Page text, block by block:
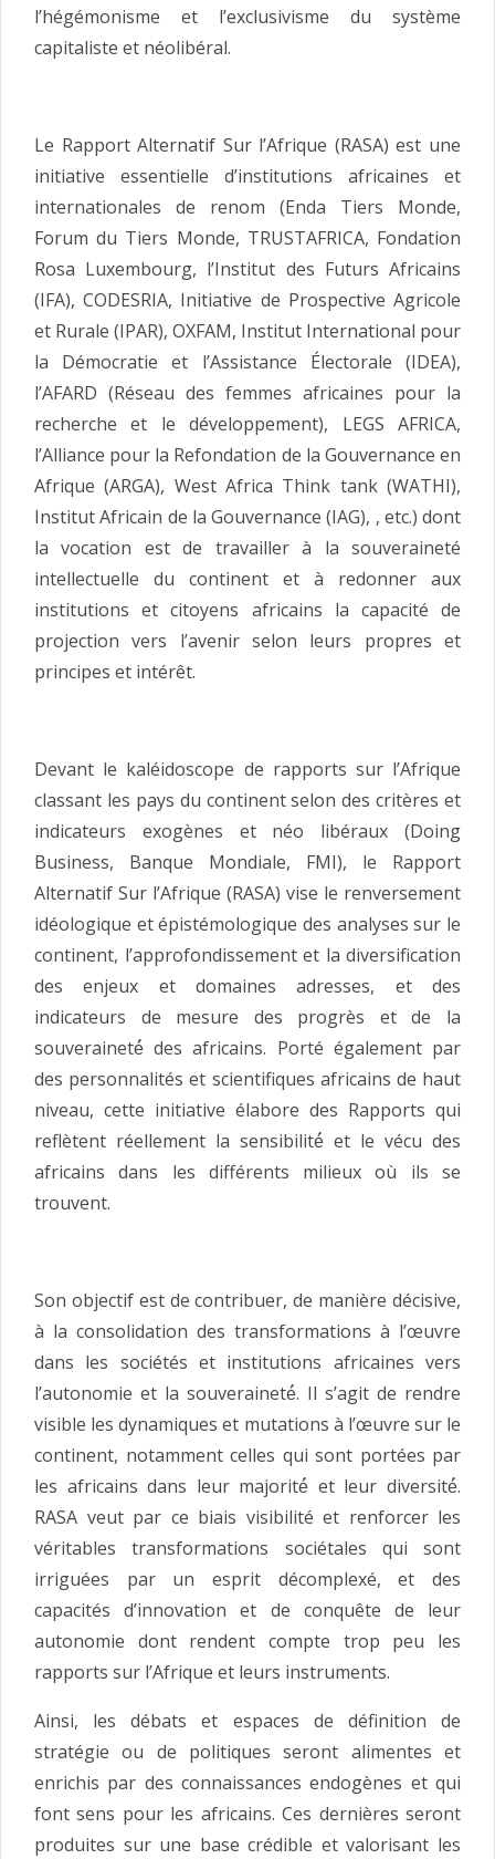
l’hégémonisme et l’exclusivisme du système
capitaliste et néolibéral.
Le Rapport Alternatif Sur l’Afrique (RASA) est une
initiative essentielle d’institutions africaines et
internationales de renom (Enda Tiers Monde,
Forum du Tiers Monde, TRUSTAFRICA, Fondation
Rosa Luxembourg, l’Institut des Futurs Africains
(IFA), CODESRIA, Initiative de Prospective Agricole
et Rurale (IPAR), OXFAM, Institut International pour
la Démocratie et l’Assistance Électorale (IDEA),
l’AFARD (Réseau des femmes africaines pour la
recherche et le développement), LEGS AFRICA,
l’Alliance pour la Refondation de la Gouvernance en
Afrique (ARGA), West Africa Think tank (WATHI),
Institut Africain de la Gouvernance (IAG), , etc.) dont
la vocation est de travailler à la souveraineté
intellectuelle du continent et à redonner aux
institutions et citoyens africains la capacité de
projection vers l’avenir selon leurs propres et
principes et intérêt.
Devant le kaléidoscope de rapports sur l’Afrique
classant les pays du continent selon des critères et
indicateurs exogènes et néo libéraux (Doing
Business, Banque Mondiale, FMI), le Rapport
Alternatif Sur l’Afrique (RASA) vise le renversement
idéologique et épistémologique des analyses sur le
continent, l’approfondissement et la diversification
des enjeux et domaines adresses, et des
indicateurs de mesure des progrès et de la
souveraineté́ des africains. Porté également par
des personnalités et scientifiques africains de haut
niveau, cette initiative élabore des Rapports qui
reflètent réellement la sensibilité́ et le vécu des
africains dans les différents milieux où ils se
trouvent.
Son objectif est de contribuer, de manière décisive,
à la consolidation des transformations à l’œuvre
dans les sociétés et institutions africaines vers
l’autonomie et la souveraineté́. Il s’agit de rendre
visible les dynamiques et mutations à l’œuvre sur le
continent, notamment celles qui sont portées par
les africains dans leur majorité́ et leur diversité́.
RASA veut par ce biais visibilité et renforcer les
véritables transformations sociétales qui sont
irriguées par un esprit décomplexé, et des
capacités d’innovation et de conquête de leur
autonomie dont rendent compte trop peu les
rapports sur l’Afrique et leurs instruments.
Ainsi, les débats et espaces de définition de
stratégie ou de politiques seront alimentes et
enrichis par des connaissances endogènes et qui
font sens pour les africains. Ces dernières seront
produites sur une base crédible et valorisant les